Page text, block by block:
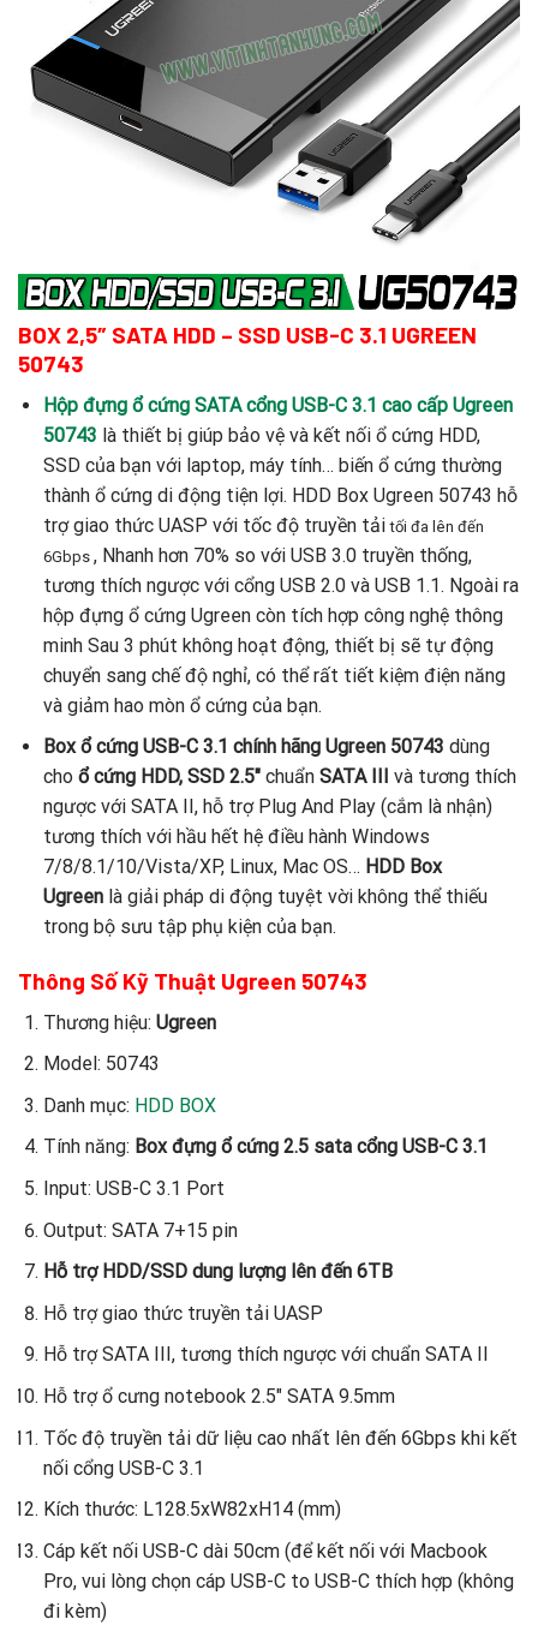
BOX 2,5″ SATA HDD – SSD USB-C 3.1 UGREEN
50743
Hộp đựng ổ cứng SATA cổng USB-C 3.1 cao cấp Ugreen
50743 là thiết bị giúp bảo vệ và kết nối ổ cứng HDD,
SSD của bạn với laptop, máy tính… biến ổ cứng thường
thành ổ cứng di động tiện lợi. HDD Box Ugreen 50743 hỗ
trợ giao thức UASP với tốc độ truyền tảitối đa lên đến
6Gbps , Nhanh hơn 70% so với USB 3.0 truyền thống,
tương thích ngược với cổng USB 2.0 và USB 1.1. Ngoài ra
hộp đựng ổ cứng Ugreen còn tích hợp công nghệ thông
minh Sau 3 phút không hoạt động, thiết bị sẽ tự động
chuyển sang chế độ nghỉ, có thể rất tiết kiệm điện năng
và giảm hao mòn ổ cứng của bạn.
Box ổ cứng USB-C 3.1 chính hãng Ugreen 50743 dùng
cho ổ cứng HDD, SSD 2.5″chuẩn SATA III
và tương thích
ngược với SATA II, hỗ trợ Plug And Play (cắm là nhận)
tương thích với hầu hết hệ điều hành Windows
7/8/8.1/10/Vista/XP, Linux, Mac OS… HDD Box
Ugreenlà giải pháp di động tuyệt vời không thể thiếu
trong bộ sưu tập phụ kiện của bạn.
Thông Số Kỹ Thuật Ugreen 50743
Thương hiệu: Ugreen
Model: 50743
Danh mục: HDD BOX
Tính năng: Box đựng ổ cứng 2.5 sata cổng USB-C 3.1
Input: USB-C 3.1 Port
Output: SATA 7+15 pin
Hỗ trợ HDD/SSD dung lượng lên đến 6TB
Hỗ trợ giao thức truyền tải UASP
Hỗ trợ SATA III, tương thích ngược với chuẩn SATA II
Hỗ trợ ổ cưng notebook 2.5″ SATA 9.5mm
Tốc độ truyền tải dữ liệu cao nhất lên đến 6Gbps khi kết
nối cổng USB-C 3.1
Kích thước: L128.5xW82xH14 (mm)
Cáp kết nối USB-C dài 50cm (để kết nối với Macbook
Pro, vui lòng chọn cáp USB-C to USB-C thích hợp (không
đi kèm)